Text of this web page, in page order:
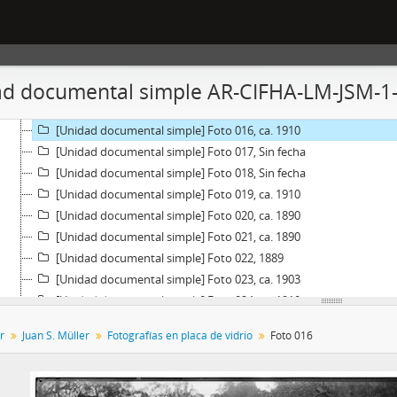
documental simple AR-CIFHA-LM-JSM-
[Unidad documental simple] Foto 012, ca. 1885
[Unidad documental simple] Foto 013, Sin fecha
[Unidad documental simple] Foto 014, ca. 1885
[Unidad documental simple] Foto 015, Sin fecha
[Unidad documental simple] Foto 016, ca. 1910
[Unidad documental simple] Foto 017, Sin fecha
[Unidad documental simple] Foto 018, Sin fecha
[Unidad documental simple] Foto 019, ca. 1910
[Unidad documental simple] Foto 020, ca. 1890
[Unidad documental simple] Foto 021, ca. 1890
[Unidad documental simple] Foto 022, 1889
[Unidad documental simple] Foto 023, ca. 1903
[Unidad documental simple] Foto 024, ca. 1910
[Unidad documental simple] Foto 026, Sin fecha
[Unidad documental simple] Foto 028, ca. 1885
Juan S. Müller Fotografías en placa de vidrio Foto 016